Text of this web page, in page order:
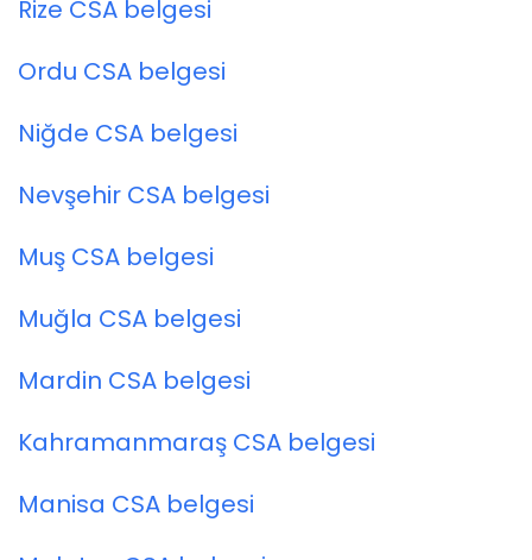
Rize CSA belgesi
Ordu CSA belgesi
Niğde CSA belgesi
Nevşehir CSA belgesi
Muş CSA belgesi
Muğla CSA belgesi
Mardin CSA belgesi
Kahramanmaraş CSA belgesi
Manisa CSA belgesi